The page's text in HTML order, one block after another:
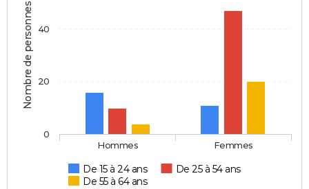
Nombre de personnes
De 15 à 24 ans
De 25 à 54 ans
De 55 à 64 ans
Hommes Femmes
0
20
40